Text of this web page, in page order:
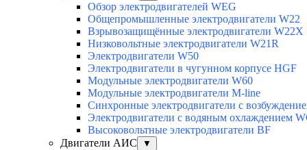
Обзор электродвигателей WEG
Общепромышленные электродвигатели W22
Взрывозащищённые электродвигатели W22X
Низковольтные электродвигатели W21R
Электродвигатели W50
Электродвигатели в чугунном корпусе HGF
Модульные электродвигатели W60
Модульные электродвигатели M-line
Синхронные электродвигатели с
Электродвигатели с водяным охлаждением
Высоковольтные электродвигатели BF
Двигатели АИС
▼